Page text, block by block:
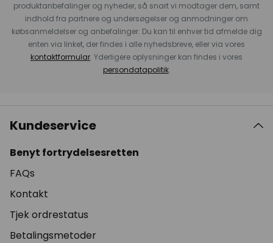
produktanbefalinger og nyheder, så snart vi modtager dem, samt
indhold fra partnere og undersøgelser og anmodninger om
købsanmeldelser og anbefalinger. Du kan til enhver tid afmelde dig
enten via linket, der findes i alle nyhedsbreve, eller via vores
kontaktformular. Yderligere oplysninger kan findes i vores
persondatapolitik.
Kundeservice
Benyt fortrydelsesretten
FAQs
Kontakt
Tjek ordrestatus
Betalingsmetoder